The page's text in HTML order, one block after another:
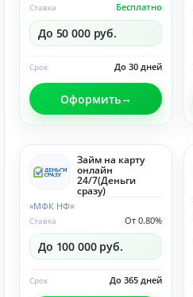
Бесплатно
Ставка
До 50 000 руб.
До 30 дней
Срок
Оформить
Займ на карту
онлайн
24/7(Деньги
сразу)
«МФК НФ»
От 0.80%
Ставка
До 100 000 руб.
До 365 дней
Срок